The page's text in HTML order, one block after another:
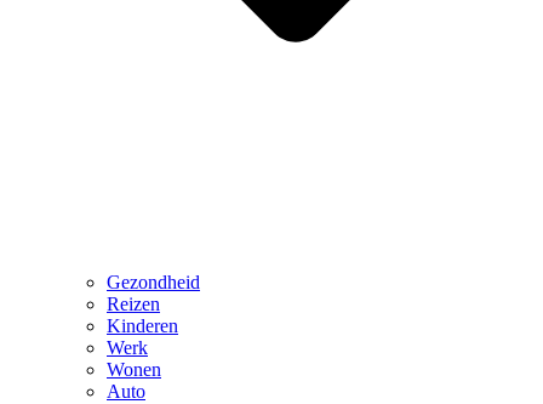
Gezondheid
Reizen
Kinderen
Werk
Wonen
Auto